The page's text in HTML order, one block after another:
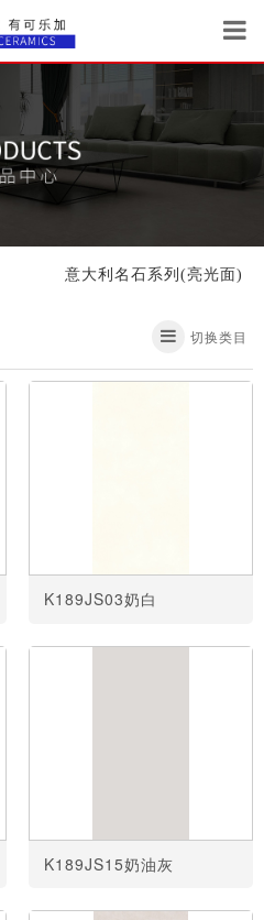
意大利名石系列(亮光面)
切换类目
K189JS03奶白
K189JS15奶油灰